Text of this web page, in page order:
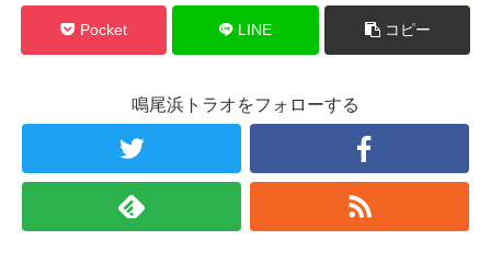
Pocket LINE コピー
鳴尾浜トラオをフォローする